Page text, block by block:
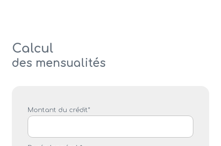
Calcul
des mensualités
Montant du crédit*